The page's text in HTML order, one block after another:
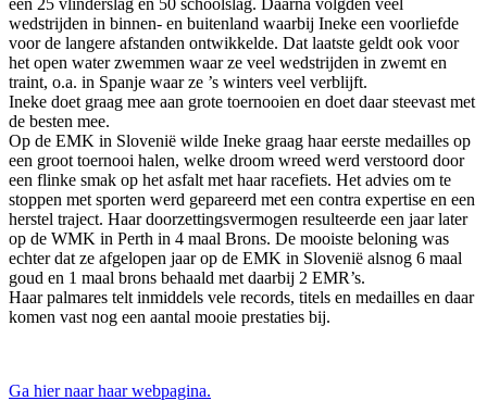
wedstrijden in binnen- en buitenland waarbij Ineke een voorliefde
voor de langere afstanden ontwikkelde. Dat laatste geldt ook voor
het open water zwemmen waar ze veel wedstrijden in zwemt en
traint, o.a. in Spanje waar ze ’s winters veel verblijft.
Ineke doet graag mee aan grote toernooien en doet daar steevast met
de besten mee.
Op de EMK in Slovenië wilde Ineke graag haar eerste medailles op
een groot toernooi halen, welke droom wreed werd verstoord door
een flinke smak op het asfalt met haar racefiets. Het advies om te
stoppen met sporten werd gepareerd met een contra expertise en een
herstel traject. Haar doorzettingsvermogen resulteerde een jaar later
op de WMK in Perth in 4 maal Brons. De mooiste beloning was
echter dat ze afgelopen jaar op de EMK in Slovenië alsnog 6 maal
goud en 1 maal brons behaald met daarbij 2 EMR’s.
Haar palmares telt inmiddels vele records, titels en medailles en daar
komen vast nog een aantal mooie prestaties bij.
Ga hier naar haar webpagina.